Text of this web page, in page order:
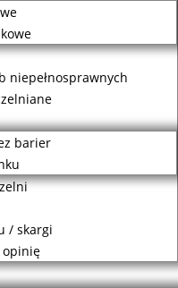
niepełnosprawnych
barier
/ skargi
opinię